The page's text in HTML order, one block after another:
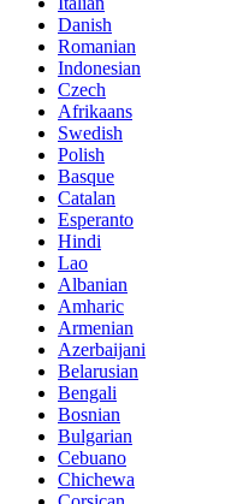
Danish
Romanian
Indonesian
Czech
Afrikaans
Swedish
Polish
Basque
Catalan
Esperanto
Hindi
Lao
Albanian
Amharic
Armenian
Azerbaijani
Belarusian
Bengali
Bosnian
Bulgarian
Cebuano
Chichewa